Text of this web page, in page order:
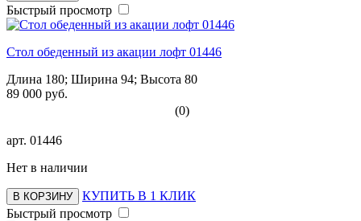
Быстрый просмотр
Стол обеденный из акации лофт 01446
Длина 180; Ширина 94; Высота 80
89 000 руб.
(0)
арт. 01446
Нет в наличии
В КОРЗИНУ
КУПИТЬ В 1 КЛИК
Быстрый просмотр